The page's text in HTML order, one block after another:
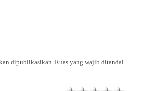
dipublikasikan. Ruas yang wajib ditandai